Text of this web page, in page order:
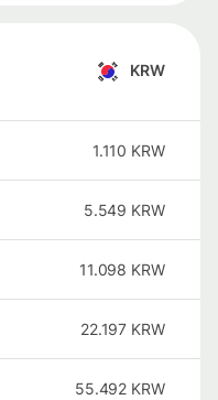
KRW
1.110 KRW
5.549 KRW
11.098 KRW
22.197 KRW
55.492 KRW